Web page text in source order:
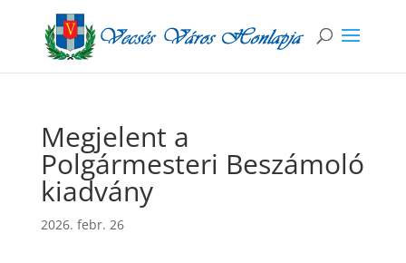
Megjelent a
Polgármesteri Beszámoló
kiadvány
2026. febr. 26